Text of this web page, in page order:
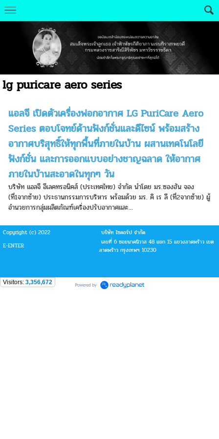
lg puricare aero series
แอลจี เปิดตัวเครื่องฟอกอากาศ LG PuriCare Aero
Series ตอบโจทย์ด้านฟังก์ชั่นและดีไซน์ พร้อมสร้าง
อากาศบริสุทธิ์ให้ทุกพื้นที่ภายในบ้าน ผสานเทคโนโลยี
ฟังก์ชั่น และการออกแบบอย่างชาญฉลาด ให้อากาศ
ภายในบ้านสะอาดในทุกๆ วัน
บริษัท แอลจี อีเลคทรอนิคส์ (ประเทศไทย) จำกัด นำโดย มร.ซองฮัน จอง
(ที่1จากซ้าย) ประธานกรรมการบริหาร พร้อมด้วย มร. คิ เร ลี (ที่2จากซ้าย) ผู้
อำนวยการกลุ่มผลิตภัณฑ์เครื่องปรับอากาศและ...
Copyright (c) 2022
บริษัท ไซคอร์ป จำกัด
E-ENTER
เลขที่ 6 ซอยนาคนิวาส 48 แยก 15 แขวงลาดพร้าว เขต
ลาดพร้าว กรุงเทพฯ 10230
Visitors: 3,356,672